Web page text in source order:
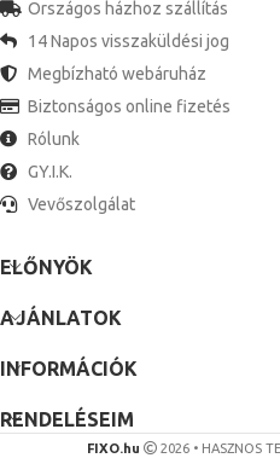
Országos házhoz szállítás
14 Napos visszaküldési jog
Megbízható webáruház
Biztonságos online fizetés
Rólunk
GY.I.K.
Vevőszolgálat
ELŐNYÖK
AJÁNLATOK
INFORMÁCIÓK
RENDELÉSEIM
FIXO.hu 2026 • HASZNOS